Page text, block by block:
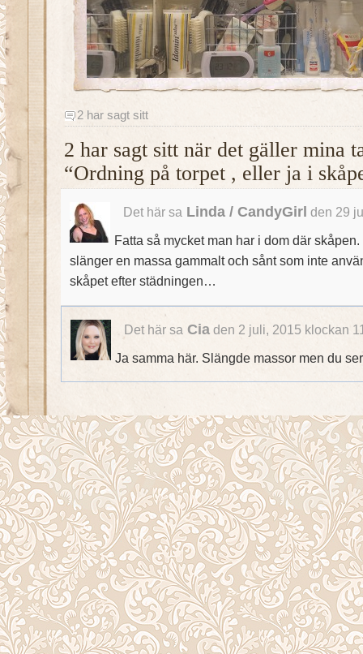
2 har sagt sitt
2 har sagt sitt när det gäller mina
“Ordning på torpet , eller ja i
Det här sa Linda / CandyGirl den 29
Fatta så mycket man har i dom där
slänger en massa gammalt och sånt som inte
skåpet efter städningen…
Det här sa Cia den 2 juli, 2015 klockan
Ja samma här. Slängde massor men du